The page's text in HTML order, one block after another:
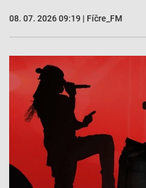
08. 07. 2026 09:19 | Fíčre_FM